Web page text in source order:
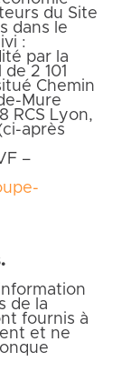
du Site
dans le
:
par la
2 101
Chemin
Mure
RCS Lyon,
après
–
de la
fournis à
et ne